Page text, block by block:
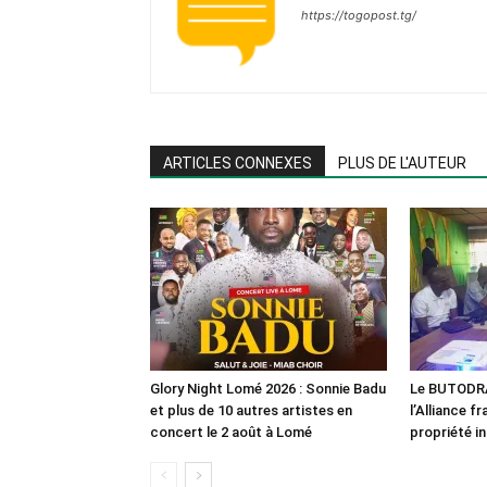
https://togopost.tg/
ARTICLES CONNEXES PLUS DE L'AUTEUR
Glory Night Lomé 2026 : Sonnie Badu
et plus de 10 autres artistes en
concert le 2 août à Lomé
Le
l’Alliance
propriété